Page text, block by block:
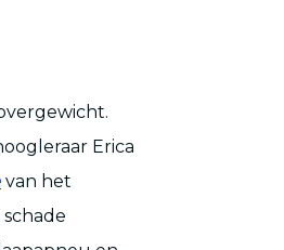
Erica
van het